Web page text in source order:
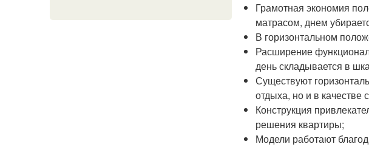
Грамотная экономия
матрасом, днем
В горизонтальном
Расширение
день складывается в
Существуют
отдыха, но и в
Конструкция
решения квартиры;
Модели работают